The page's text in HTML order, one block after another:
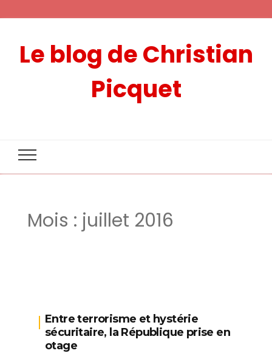
Le blog de Christian
Picquet
Mois : juillet 2016
Entre terrorisme et hystérie
sécuritaire, la République prise en
otage